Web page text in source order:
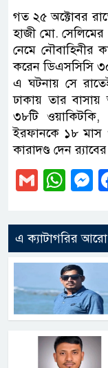
গত ২৫ অক্টোবর
হাজী মো. সেলিমের
নেমে নৌবাহিনীর
করেন ডিএসসিসি
এ ঘটনায় সে
ঢাকায় তার
৩৮টি ওয়াকিটকি,
ইরফানকে ১৮ মাস
কারাদণ্ড দেন
Gmail
এ ক্যাটাগরির